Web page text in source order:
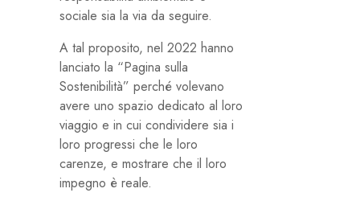
sociale sia la via da seguire.
A tal proposito, nel 2022 hanno
lanciato la “Pagina sulla
Sostenibilità” perché volevano
avere uno spazio dedicato al loro
viaggio e in cui condividere sia i
loro progressi che le loro
carenze, e mostrare che il loro
impegno è reale.